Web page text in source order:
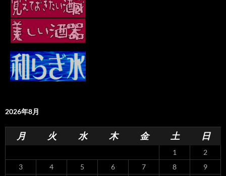
2026年8月
月 火 水 木 金 土 日
1
2
3
4 5 6 7 8
9